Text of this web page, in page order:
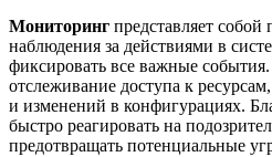
Мониторинг представляет собой
наблюдения за действиями в
фиксировать все важные
отслеживание доступа к
и изменений в конфигурациях.
быстро реагировать на
предотвращать потенциальные